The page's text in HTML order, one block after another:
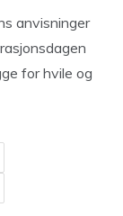
anvisninger
for hvile og